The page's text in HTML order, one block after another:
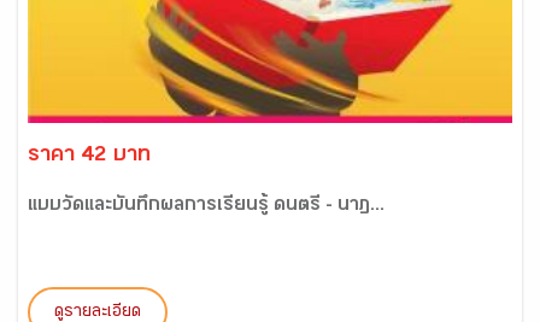
ราคา 42 บาท
แบบวัดและบันทึกผลการเรียนรู้ ดนตรี - นาฏ...
ดูรายละเอียด